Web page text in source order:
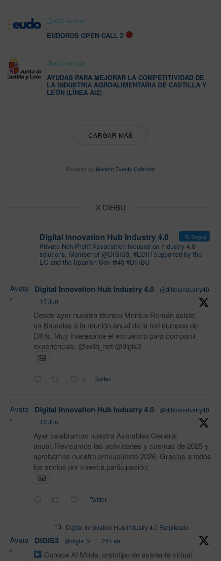
AGO 06 2026
EUDOROS OPEN CALL 2
AGO 06 2026
AYUDAS PARA MEJORAR LA COMPETITIVIDAD DE
LA INDUSTRIA AGROALIMENTARIA DE CASTILLA Y
LEÓN (LÍNEA AI2)
CARGAR MÁS
Powered by Modern Events Calendar
X DIHBU
Digital Innovation Hub Industry 4.0 Seguir
Private Non-Profit Association focused on Industry 4.0
solutions. Member of @DIGIS3, #EDIH supported by the
EC and the Spanish Gov #i40 #DIHBU
Avata
r
Digital Innovation Hub Industry 4.0
@dihbuindustry40
·
10 Jun
Desde ayer nuestra técnico Monica Román asiste
en Bruselas a la reunión anual de la red europea de
DIHs. Muy interesante el encuentro para compartir
experiencias. @edih_net @digis3
1 Twitter
Avata
r
Digital Innovation Hub Industry 4.0
@dihbuindustry40
·
10 Jun
Ayer celebramos nuestra Asamblea General
anual. Revisamos las actividades y cuentas de 2025 y
aprobamos nuestro presupuesto 2026. Gracias a todos
los socios por vuestra participación.
Twitter
Digital Innovation Hub Industry 4.0 Retuiteado
Avata
r
DIGIS3 @digis_3 · 24 Feb
Conoce AI Mode, prototipo de asistente virtual